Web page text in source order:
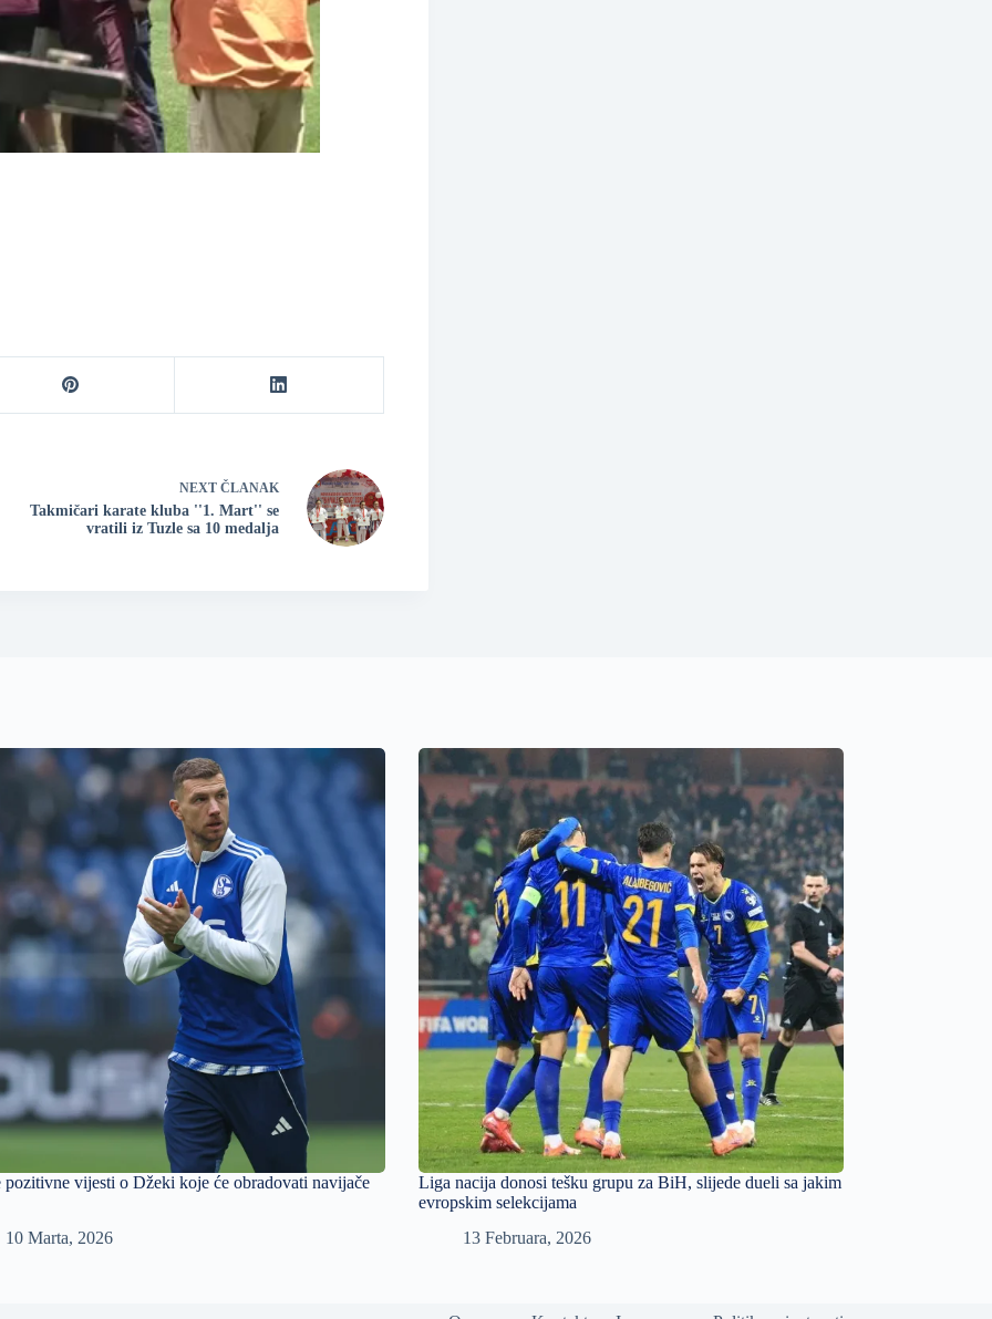
NEXT ČLANAK
Takmičari karate kluba ''1. Mart'' se
vratili iz Tuzle sa 10 medalja
pozitivne vijesti o Džeki koje će obradovati navijače
10 Marta, 2026
Liga nacija donosi tešku grupu za BiH, slijede dueli sa jakim
evropskim selekcijama
13 Februara, 2026